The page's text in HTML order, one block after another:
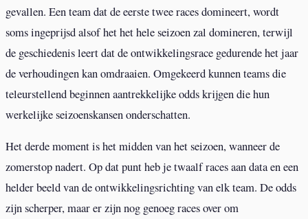
gevallen. Een team dat de eerste twee races domineert, wordt
soms ingeprijsd alsof het het hele seizoen zal domineren, terwijl
de geschiedenis leert dat de ontwikkelingsrace gedurende het jaar
de verhoudingen kan omdraaien. Omgekeerd kunnen teams die
teleurstellend beginnen aantrekkelijke odds krijgen die hun
werkelijke seizoenskansen onderschatten.
Het derde moment is het midden van het seizoen, wanneer de
zomerstop nadert. Op dat punt heb je twaalf races aan data en een
helder beeld van de ontwikkelingsrichting van elk team. De odds
zijn scherper, maar er zijn nog genoeg races over om